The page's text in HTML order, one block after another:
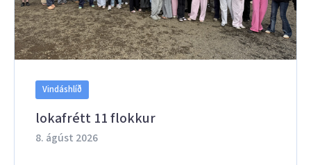
Vindáshlíð
lokafrétt 11 flokkur
8. ágúst 2026